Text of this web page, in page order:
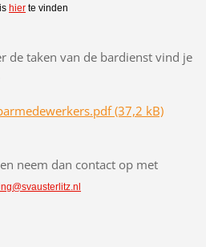
hierte vinden
de taken van de bardienst vind je
(37,2 kB)
neem dan contact op met